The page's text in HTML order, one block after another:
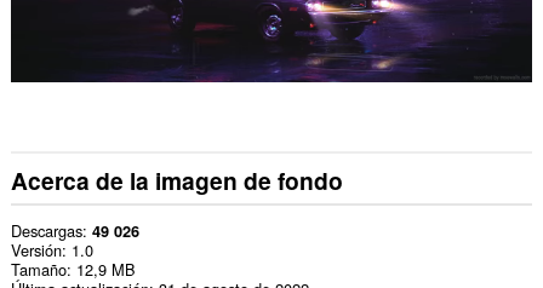
Acerca de la imagen de fondo
Descargas 49 026
Versión 1.0
Tamaño 12,9 MB